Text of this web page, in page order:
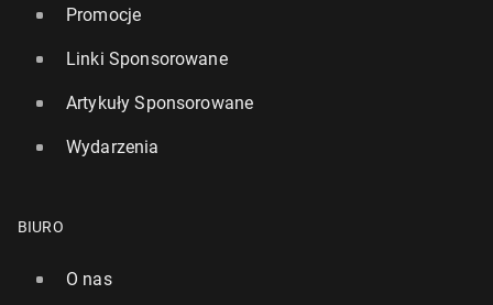
Promocje
Linki Sponsorowane
Artykuły Sponsorowane
Wydarzenia
BIURO
O nas